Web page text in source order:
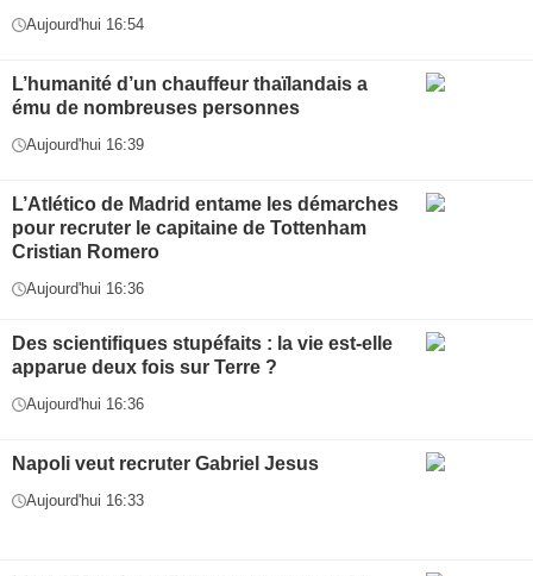
Aujourd'hui 16:54
L’humanité d’un chauffeur thaïlandais a
ému de nombreuses personnes
Aujourd'hui 16:39
L’Atlético de Madrid entame les démarches
pour recruter le capitaine de Tottenham
Cristian Romero
Aujourd'hui 16:36
Des scientifiques stupéfaits : la vie est-elle
apparue deux fois sur Terre ?
Aujourd'hui 16:36
Napoli veut recruter Gabriel Jesus
Aujourd'hui 16:33